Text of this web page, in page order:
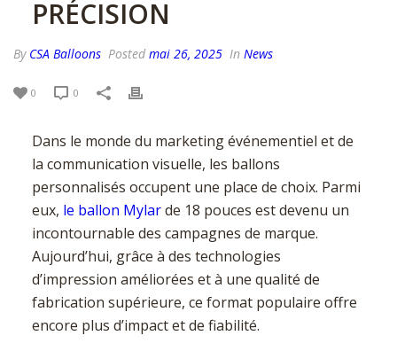
PRÉCISION
By CSA Balloons Posted mai 26, 2025 In News
0 0
Dans le monde du marketing événementiel et de
la communication visuelle, les ballons
personnalisés occupent une place de choix. Parmi
eux, le ballon Mylarde 18 pouces est devenu un
incontournable des campagnes de marque.
Aujourd’hui, grâce à des technologies
d’impression améliorées et à une qualité de
fabrication supérieure, ce format populaire offre
encore plus d’impact et de fiabilité.